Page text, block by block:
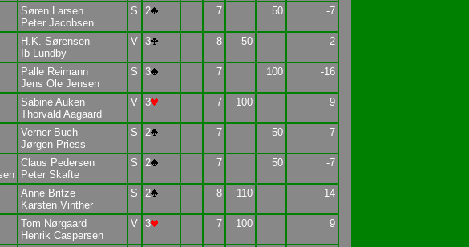
Søren Larsen
Peter Jacobsen
S 2 7 50 -7
H.K. Sørensen
Ib Lundby
V 3 8 50 2
Palle Reimann
Jens Ole Jensen
S 3 7 100 -16
Sabine Auken
Thorvald Aagaard
V 3 7 100 9
Verner Buch
Jørgen Priess
S 2 7 50 -7
Claus Pedersen
Peter Skafte
S 2 7 50 -7
Anne Britze
Karsten Vinther
S 2 8 110 14
Tom Nørgaard
Henrik Caspersen
V 3 7 100 9